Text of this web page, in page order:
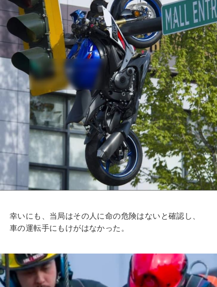
幸いにも、当局はその人に命の危険はないと確認し、
車の運転手にもけがはなかった。